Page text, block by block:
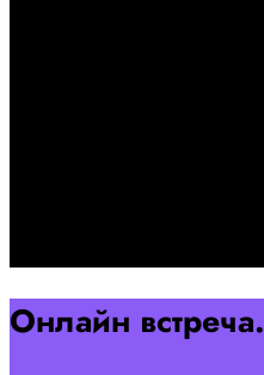
Онлайн встреча.